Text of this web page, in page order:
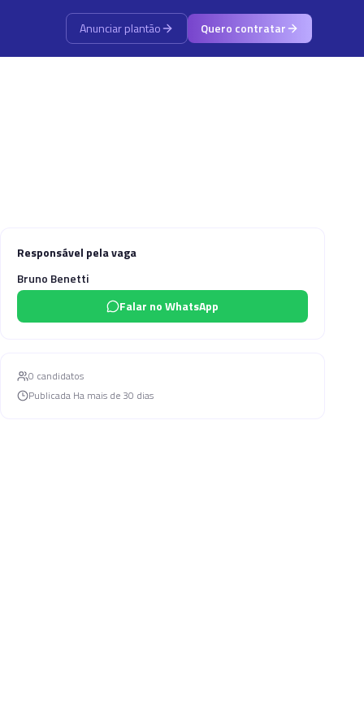
Anunciar plantão Quero contratar
Responsável pela vaga
Bruno Benetti
Falar no WhatsApp
0 candidatos
Publicada Ha mais de 30 dias